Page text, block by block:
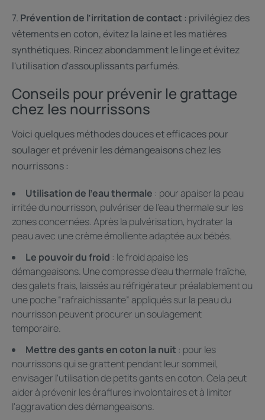
7. Prévention de l’irritation de contact : privilégiez des
vêtements en coton, évitez la laine et les matières
synthétiques. Rincez abondamment le linge et évitez
l'utilisation d'assouplissants parfumés.
Conseils pour prévenir le grattage
chez les nourrissons
Voici quelques méthodes douces et efficaces pour
soulager et prévenir les démangeaisons chez les
nourrissons :
Utilisation de l’eau thermale : pour apaiser la peau
irritée du nourrisson, pulvériser de l’eau thermale sur les
zones concernées. Après la pulvérisation, hydrater la
peau avec une crème émolliente adaptée aux bébés.
Le pouvoir du froid : le froid apaise les
démangeaisons. Une compresse d’eau thermale fraîche,
des galets frais, laissés au réfrigérateur préalablement ou
une poche “rafraichissante” appliqués sur la peau du
nourrisson peuvent procurer un soulagement
temporaire.
Mettre des gants en coton la nuit : pour les
nourrissons qui se grattent pendant leur sommeil,
envisager l'utilisation de petits gants en coton. Cela peut
aider à prévenir les éraflures involontaires et à limiter
l'aggravation des démangeaisons.